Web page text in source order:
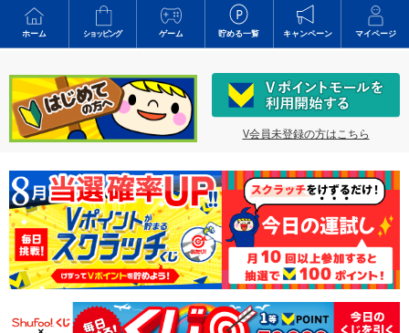
ホーム ショッピング ゲーム 貯める一覧 キャンペーン マイページ
V会員未登録の方はこちら